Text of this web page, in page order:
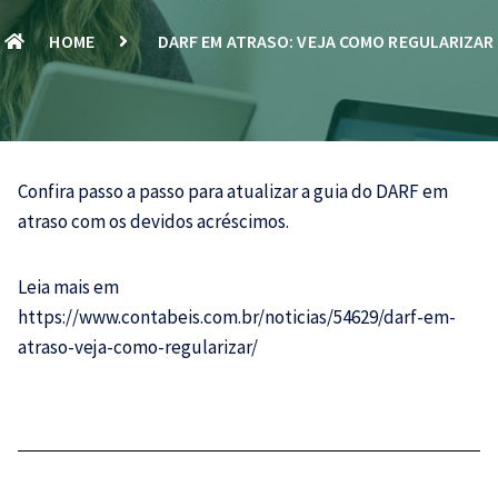
HOME DARF EM ATRASO: VEJA COMO REGULARIZAR
Confira passo a passo para atualizar a guia doDARFem
atraso com os devidos acréscimos.
Leia mais em
https://www.contabeis.com.br/noticias/54629/darf-em-
atraso-veja-como-regularizar/